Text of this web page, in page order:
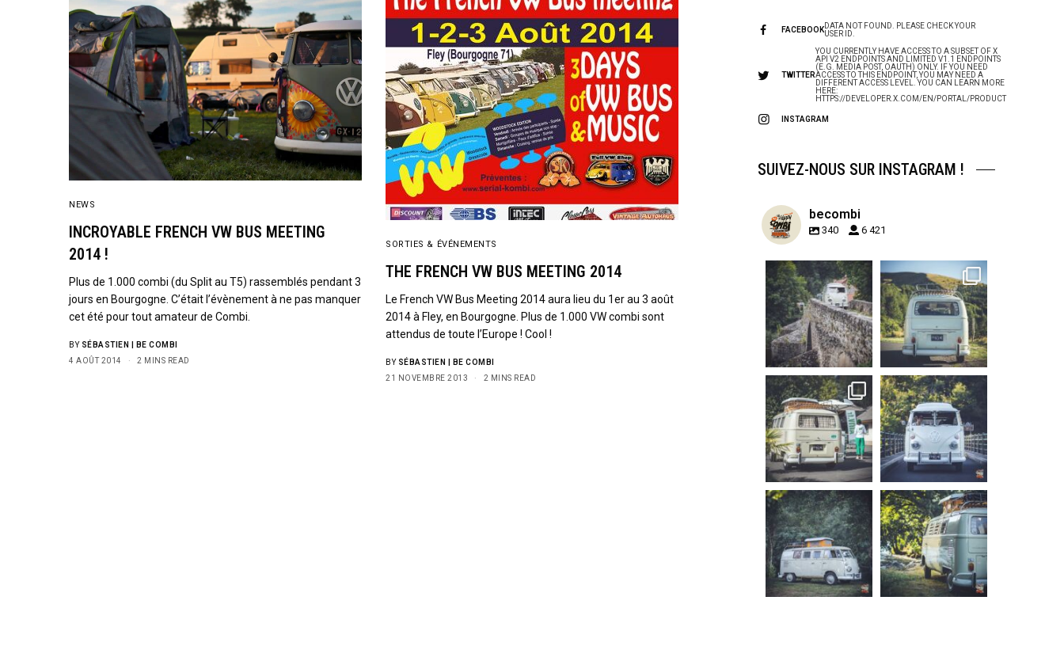
NEWS
INCROYABLE FRENCH VW BUS MEETING
2014 !
Plus de 1.000 combi (du Split au T5) rassemblés pendant 3
jours en Bourgogne. C’était l’évènement à ne pas manquer
cet été pour tout amateur de Combi.
BY SÉBASTIEN | BE COMBI
4 AOÛT 2014
2 MINS READ
SORTIES & ÉVÉNEMENTS
THE FRENCH VW BUS MEETING 2014
Le French VW Bus Meeting 2014 aura lieu du 1er au 3 août
2014 à Fley, en Bourgogne. Plus de 1.000 VW combi sont
attendus de toute l’Europe ! Cool !
BY SÉBASTIEN | BE COMBI
21 NOVEMBRE 2013
2 MINS READ
FACEBOOKDATA NOT FOUND. PLEASE CHECK YOUR
USER ID.
TWITTER
YOU CURRENTLY HAVE ACCESS TO A SUBSET OF X
API V2 ENDPOINTS AND LIMITED V1.1 ENDPOINTS
(E.G. MEDIA POST, OAUTH) ONLY. IF YOU NEED
ACCESS TO THIS ENDPOINT, YOU MAY NEED A
DIFFERENT ACCESS LEVEL. YOU CAN LEARN MORE
HERE:
HTTPS://DEVELOPER.X.COM/EN/PORTAL/PRODUCT
INSTAGRAM
SUIVEZ-NOUS SUR INSTAGRAM !
becombi
340 6 421
becombi
Sep 15
219
3
becombi
Sep 12
216
3
becombi
Sep 10
220
4
becombi
Août 10
177
becombi
Août 10
120
0
becombi
Août 10
108
0